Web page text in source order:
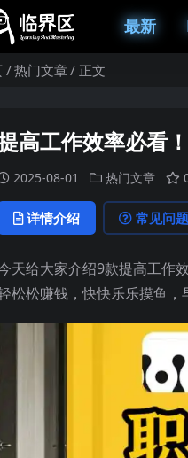
最新
热门文章 正文
高工作效率必看
2025-08-01 热门文章
详情介绍 常见问题
天给大家介绍9款提高工作
松松赚钱，快快乐乐摸鱼，